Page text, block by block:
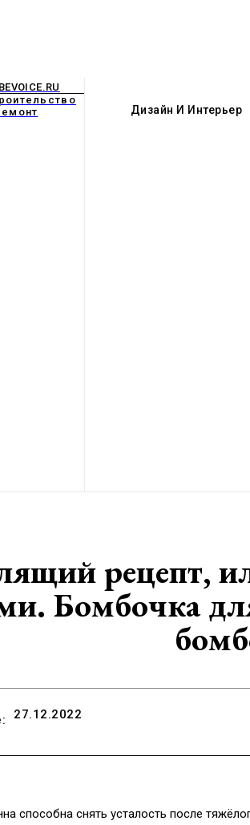
Дизайн И Интерьер
рецепт,
Бомбочка
27.12.2022
способна снять усталость после